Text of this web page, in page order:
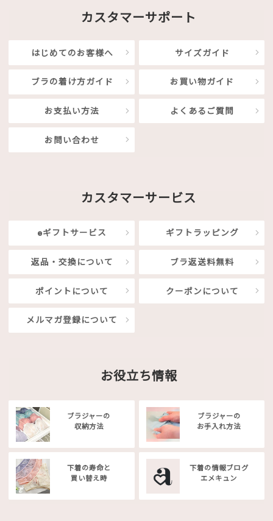
カスタマーサポート
はじめてのお客様へ サイズガイド
ブラの着け方ガイド お買い物ガイド
お支払い方法 よくあるご質問
お問い合わせ
カスタマーサービス
eギフトサービス ギフトラッピング
返品・交換について ブラ返送料無料
ポイントについて クーポンについて
メルマガ登録について
お役立ち情報
ブラジャーの
収納方法
ブラジャーの
お手入れ方法
下着の寿命と
買い替え時
下着の情報ブログ
エメキュン